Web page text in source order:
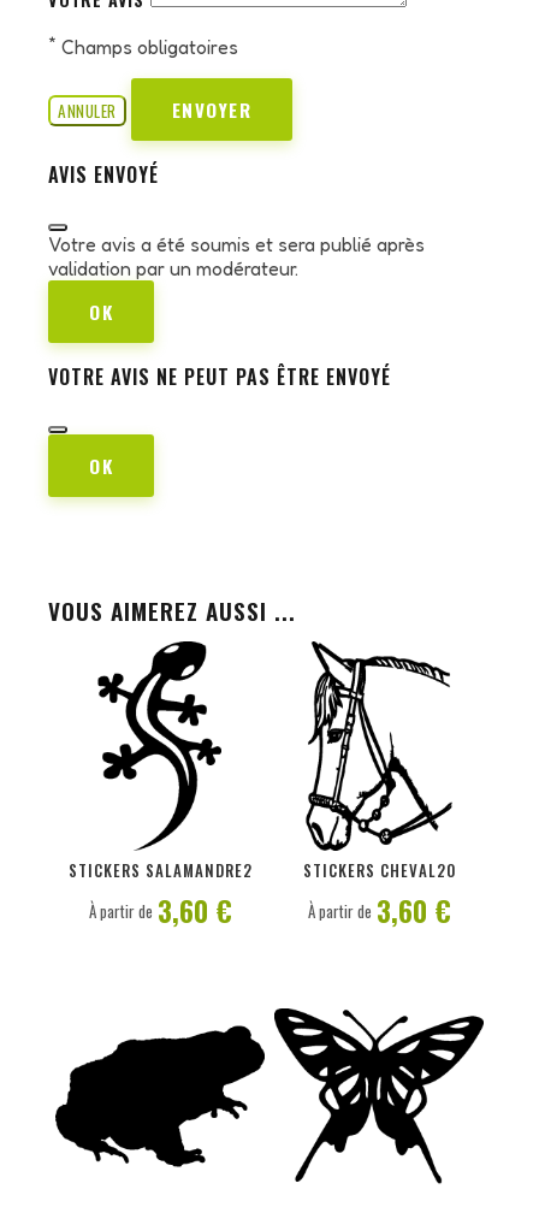
* Champs obligatoires
ANNULER ENVOYER
AVIS ENVOYÉ
Votre avis a été soumis et sera publié après
validation par un modérateur.
OK
VOTRE AVIS NE PEUT PAS ÊTRE ENVOYÉ
OK
VOUS AIMEREZ AUSSI ...
STICKERS SALAMANDRE2
PERSONNALISER
À partir de 3,60 €
STICKERS CHEVAL20
PERSONNALISER
À partir de 3,60 €